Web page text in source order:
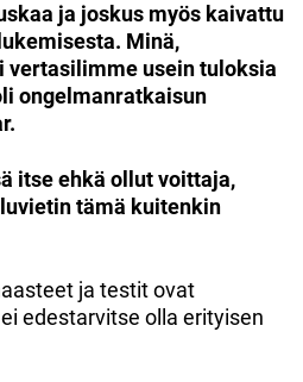
ja joskus myös kaivattu
Minä,
vertasilimme usein tuloksia
ongelmanratkaisun
itse ehkä ollut voittaja,
tämä kuitenkin
ja testit ovat
edestarvitse olla erityisen